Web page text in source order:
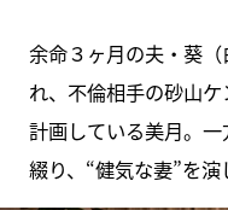
余命３ヶ月の夫・葵
れ、不倫相手の砂山
計画している美月。
綴り、“健気な妻”を演